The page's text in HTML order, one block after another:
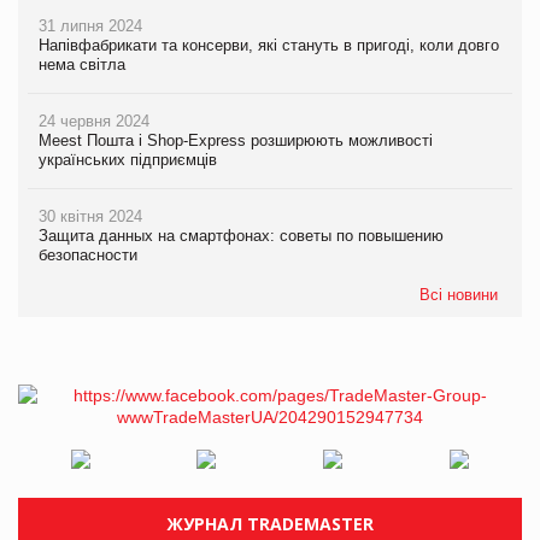
31 липня 2024
Напівфабрикати та консерви, які стануть в пригоді, коли довго
нема світла
24 червня 2024
Meest Пошта і Shop-Express розширюють можливості
українських підприємців
30 квітня 2024
Защита данных на смартфонах: советы по повышению
безопасности
Всі новини
ЖУРНАЛ TRADEMASTER